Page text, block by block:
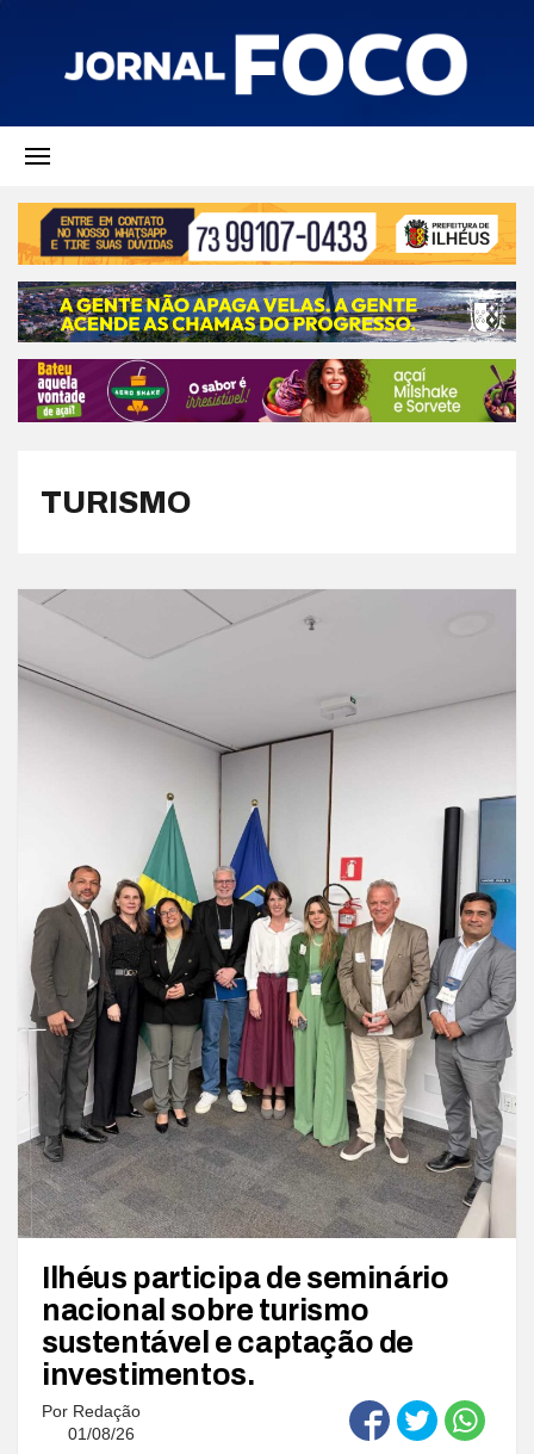
TURISMO
Ilhéus participa de seminário
nacional sobre turismo
sustentável e captação de
investimentos.
Por Redação
01/08/26